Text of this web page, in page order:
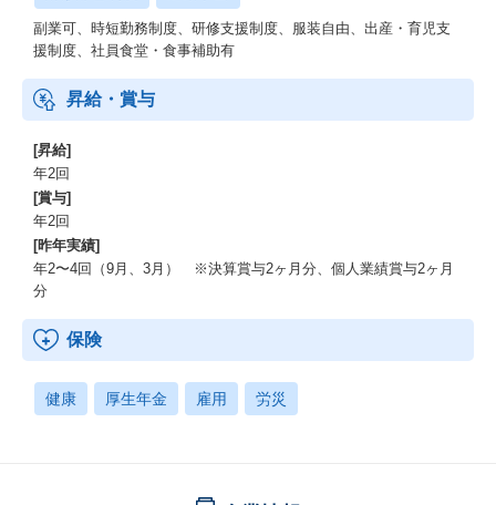
副業可、時短勤務制度、研修支援制度、服装自由、出産・育児支
援制度、社員食堂・食事補助有
昇給・賞与
[昇給]
年2回
[賞与]
年2回
[昨年実績]
年2〜4回（9月、3月） ※決算賞与2ヶ月分、個人業績賞与2ヶ月
分
保険
健康 厚生年金 雇用 労災